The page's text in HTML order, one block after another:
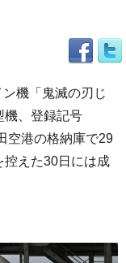
機「鬼滅の刃じ
機、登録記号
空港の格納庫で29
控えた30日には成